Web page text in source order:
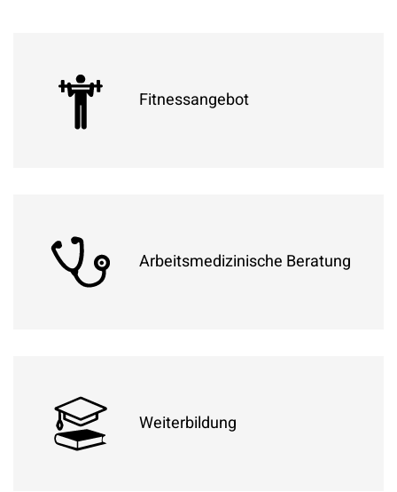
Fitnessangebot
(Fitness-Studios und Schwimmbäder) zu einer
günstigen FlatrateArbeitsmedizinische Beratung
Unterstützung durch den Betriebsarzt
Weiterbildung